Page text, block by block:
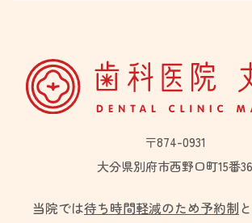
〒874-0931
大分県別府市西野口町15番
当院では待ち時間軽減のため予約制